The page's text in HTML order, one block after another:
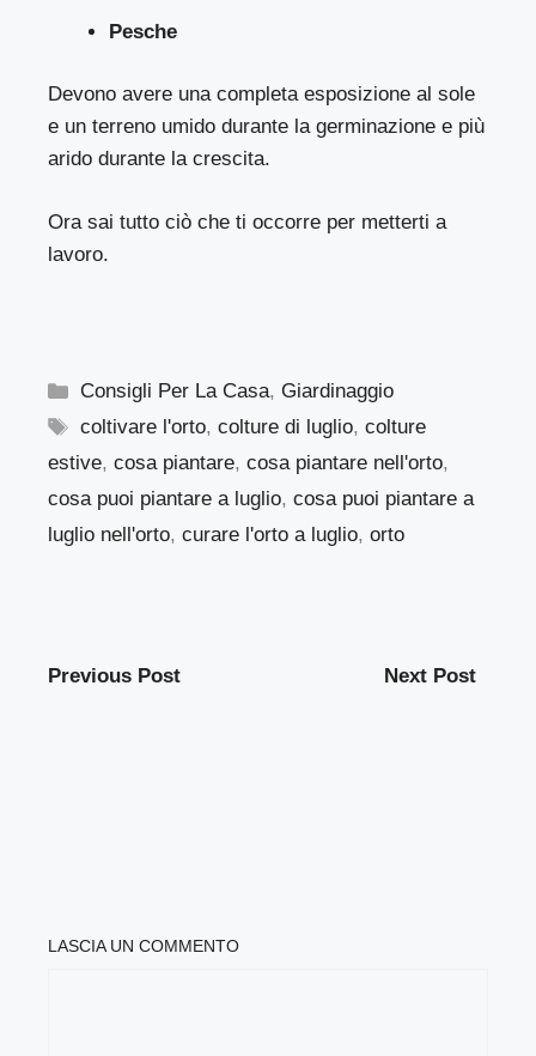
Pesche
Devono avere una completa esposizione al sole
e un terreno umido durante la germinazione e più
arido durante la crescita.
Ora sai tutto ciò che ti occorre per metterti a
lavoro.
Categorie
Consigli Per La Casa,Giardinaggio
Tag
coltivare l'orto,colture di luglio,colture
estive, cosa piantare, cosa piantare nell'orto,
cosa puoi piantare a luglio, cosa puoi piantare a
luglio nell'orto, curare l'orto a luglio, orto
Previous Post Next Post
LASCIA UN COMMENTO